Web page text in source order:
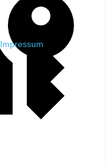
Impressum